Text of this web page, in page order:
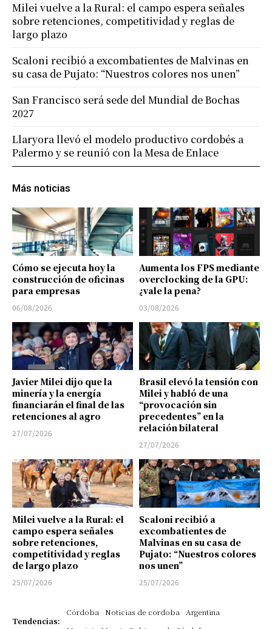
Más noticias
Cómo se ejecuta hoy la
construcción de oficinas
para empresas
06/08/2026
Aumenta los FPS mediante
overclocking de la GPU:
¿vale la pena?
03/08/2026
Javier Milei dijo que la
minería y la energía
financiarán el final de las
retenciones al agro
27/07/2026
Brasil elevó la tensión con
Milei y habló de una
“provocación sin
precedentes” en la
relación bilateral
27/07/2026
Milei vuelve a la Rural: el
campo espera señales
sobre retenciones,
competitividad y reglas
de largo plazo
25/07/2026
Scaloni recibió a
excombatientes de
Malvinas en su casa de
Pujato: “Nuestros colores
nos unen”
25/07/2026
Tendencias:
Córdoba Noticias de cordoba
Argentina
Milei vuelve a la Rural: el campo espera señales
sobre retenciones, competitividad y reglas de
largo plazo
Scaloni recibió a excombatientes de Malvinas en
su casa de Pujato: “Nuestros colores nos unen”
San Francisco será sede del Mundial de Bochas
2027
Llaryora llevó el modelo productivo cordobés a
Palermo y se reunió con la Mesa de Enlace